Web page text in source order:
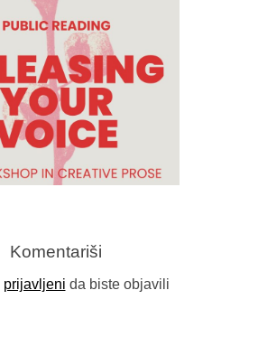
Komentariši
prijavljeni da biste objavili